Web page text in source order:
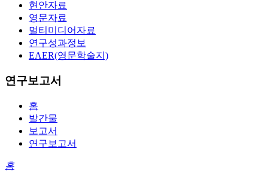
현안자료
영문자료
멀티미디어자료
연구성과정보
EAER(영문학술지)
연구보고서
홈
발간물
보고서
연구보고서
홈